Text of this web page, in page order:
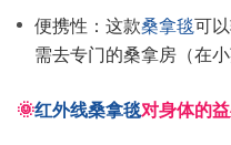
便携性：这款桑拿毯可
需去专门的桑拿房（在
🌞红外线桑拿毯对身体的益